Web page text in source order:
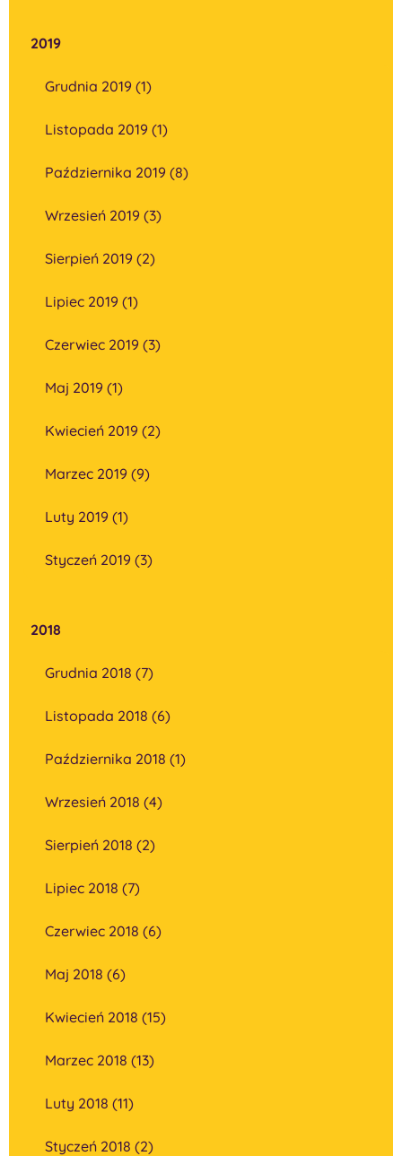
2019
Grudnia 2019 (1)
Listopada 2019 (1)
Października 2019 (8)
Wrzesień 2019 (3)
Sierpień 2019 (2)
Lipiec 2019 (1)
Czerwiec 2019 (3)
Maj 2019 (1)
Kwiecień 2019 (2)
Marzec 2019 (9)
Luty 2019 (1)
Styczeń 2019 (3)
2018
Grudnia 2018 (7)
Listopada 2018 (6)
Października 2018 (1)
Wrzesień 2018 (4)
Sierpień 2018 (2)
Lipiec 2018 (7)
Czerwiec 2018 (6)
Maj 2018 (6)
Kwiecień 2018 (15)
Marzec 2018 (13)
Luty 2018 (11)
Styczeń 2018 (2)